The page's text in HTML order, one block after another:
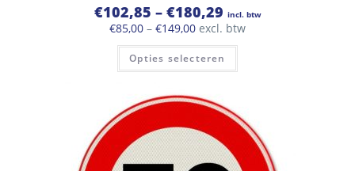
€102,85 – €180,29Prijsklasse:
€102,85
tot
€180,29
incl. btw
€85,00 – €149,00Prijsklasse:
tot
€149,00
excl. btw
Opties selecteren
Dit
heeft
optie
kan
gekozen
worden
op